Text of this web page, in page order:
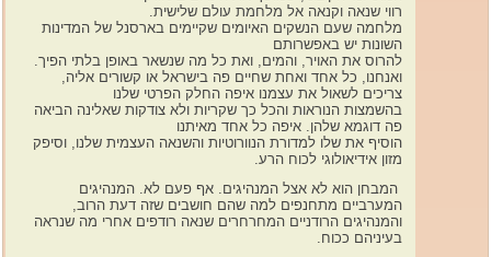
רווי שנאה וקנאה אל מלחמת עולם שלישית.
מלחמה שעם הנשקים האיומים שקיימים בארסנל של המדינות
השונות יש באפשרותם
להרוס את האויר, והמים, ואת כל מה שנשאר באופן בלתי הפיך.
ואנחנו, כל אחד ואחת שחיים פה בישראל או קשורים אליה,
צריכים לשאול את עצמנו איפה החלק הפרטי שלנו
בהשמצות הנוראות והכל כך שקריות ולא צודקות שאלינה הביאה
פה דוגמא שלהן. איפה כל אחד מאיתנו
הוסיף את שלו למדורת הנוורוטיות והשנאה העצמית שלנו, וסיפק
מזון אידיאולוגי לכוח הרע.
המבחן הוא לא אצל המנהיגים. אף פעם לא. המנהיגים
המערביים מתחנפים למה שהם חושבים שזה דעת הרוב,
והמנהיגים הרודניים המחרחרים שנאה רודפים אחרי מה שנראה
בעיניהם ככוח.